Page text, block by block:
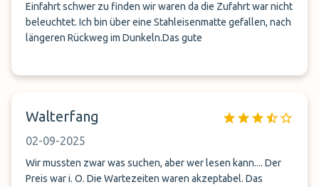
Einfahrt schwer zu finden wir waren da die Zufahrt war nicht
beleuchtet. Ich bin über eine Stahleisenmatte gefallen, nach
längeren Rückweg im Dunkeln.Das gute
Walterfang
02-09-2025
Wir mussten zwar was suchen, aber wer lesen kann.... Der
Preis war i. O. Die Wartezeiten waren akzeptabel. Das